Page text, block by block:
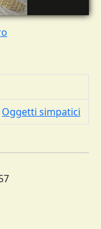
Oggetti simpatici